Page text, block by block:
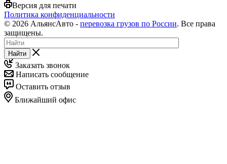
Версия для печати
Политика конфиденциальности
© 2026 АльянсАвто - перевозка грузов по России. Все права
защищены.
Найти
Заказать звонок
Написать сообщение
Оставить отзыв
Ближайший офис